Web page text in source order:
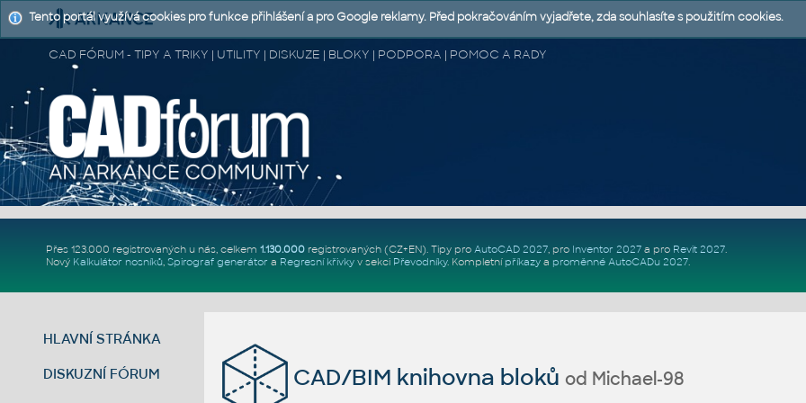
CAD FÓRUM - TIPY A TRIKY | UTILITY | DISKUZE | BLOKY | PODPORA | POMOC A RADY
Přes 123.000 registrovaných u nás, celkem 1.130.000registrovaných (CZ+EN). Tipy pro AutoCAD 2027, pro Inventor 2027a pro Revit 2027.
Nový Kalkulátor nosníků, Spirograf generátor a Regresní křivkyv sekci Převodníky. Kompletní příkazya proměnné AutoCADu 2027.
HLAVNÍ STRÁNKA
DISKUZNÍ FÓRUM CAD/BIM knihovna blokůod Michael-98
Tento portál využívá cookies pro funkce přihlášení a pro Google reklamy. Před pokračováním vyjadřete, zda souhlasíte s použitím cookies.